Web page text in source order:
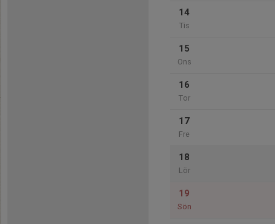
14
Tis
15
Ons
16
Tor
17
Fre
18
Lör
19
Sön